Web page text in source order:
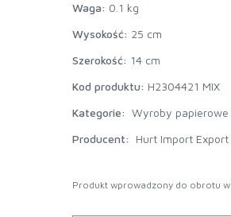
Waga: 0.1 kg
Wysokość: 25 cm
Szerokość: 14 cm
Kod produktu: H2304421 MIX
Kategorie: Wyroby
Producent:
Hurt Import
Produkt wprowadzony do obrotu w